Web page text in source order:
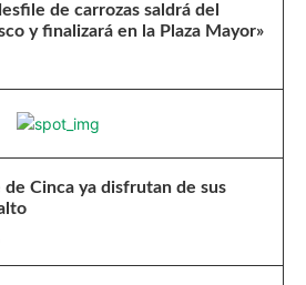
de carrozas saldrá del
y finalizará en la Plaza Mayor»
de Cinca ya disfrutan de sus